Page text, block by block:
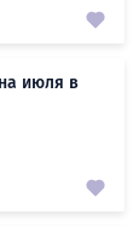
июля в